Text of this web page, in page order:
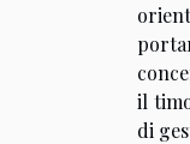
il
di